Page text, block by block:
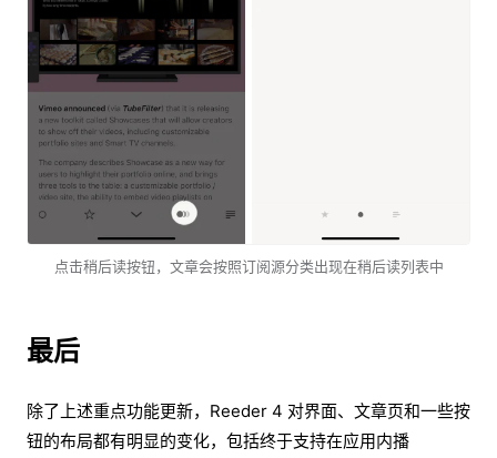
点击稍后读按钮，文章会按照订阅源分类出现在稍后读列表中
最后
除了上述重点功能更新，Reeder 4 对界面、文章页和一些按
钮的布局都有明显的变化，包括终于支持在应用内播